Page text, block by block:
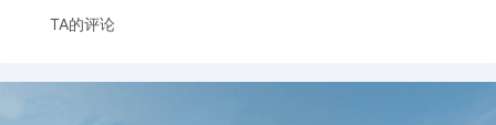
TA的评论